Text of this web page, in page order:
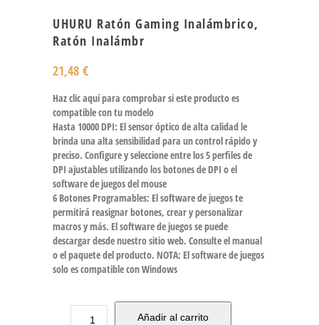
UHURU Ratón Gaming Inalámbrico,
Ratón Inalámbr
21,48 €
Haz clic aquí para comprobar si este producto es
compatible con tu modelo
Hasta 10000 DPI: El sensor óptico de alta calidad le
brinda una alta sensibilidad para un control rápido y
preciso. Configure y seleccione entre los 5 perfiles de
DPI ajustables utilizando los botones de DPI o el
software de juegos del mouse
6 Botones Programables: El software de juegos te
permitirá reasignar botones, crear y personalizar
macros y más. El software de juegos se puede
descargar desde nuestro sitio web. Consulte el manual
o el paquete del producto. NOTA: El software de juegos
solo es compatible con Windows
Añadir al carrito